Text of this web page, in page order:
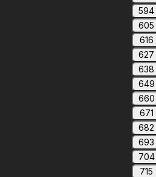
594
605
616
627
638
649
660
671
682
693
704
715